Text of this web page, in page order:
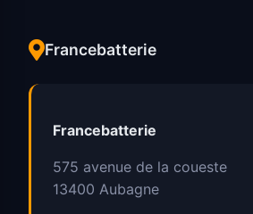
Francebatterie
Francebatterie
575 avenue de la coueste
13400 Aubagne